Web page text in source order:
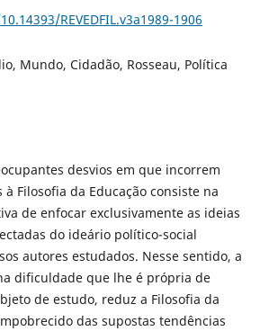
REVEDFIL.v3a1989-1906
Mundo, Cidadão, Rosseau, Política
desvios em que incorrem
Filosofia da Educação consiste na
de enfocar exclusivamente as ideias
do ideário político-social
autores estudados. Nesse sentido, a
dificuldade que lhe é própria de
de estudo, reduz a Filosofia da
das supostas tendências